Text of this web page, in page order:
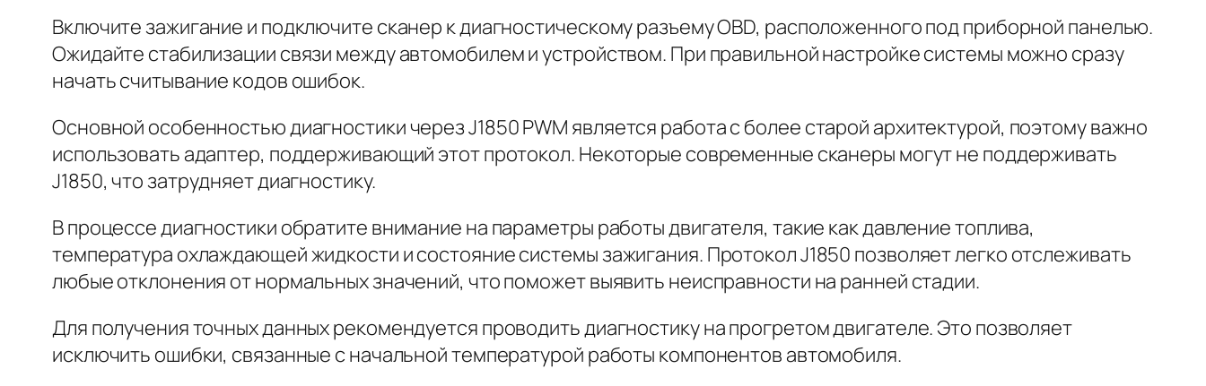
Включите зажигание и подключите сканер к диагностическому разъему OBD, расположенного под приборной панелью.
Ожидайте стабилизации связи между автомобилем и устройством. При правильной настройке системы можно сразу
начать считывание кодов ошибок.
Основной особенностью диагностики через J1850 PWM является работа с более старой архитектурой, поэтому важно
использовать адаптер, поддерживающий этот протокол. Некоторые современные сканеры могут не поддерживать
J1850, что затрудняет диагностику.
В процессе диагностики обратите внимание на параметры работы двигателя, такие как давление топлива,
температура охлаждающей жидкости и состояние системы зажигания. Протокол J1850 позволяет легко отслеживать
любые отклонения от нормальных значений, что поможет выявить неисправности на ранней стадии.
Для получения точных данных рекомендуется проводить диагностику на прогретом двигателе. Это позволяет
исключить ошибки, связанные с начальной температурой работы компонентов автомобиля.